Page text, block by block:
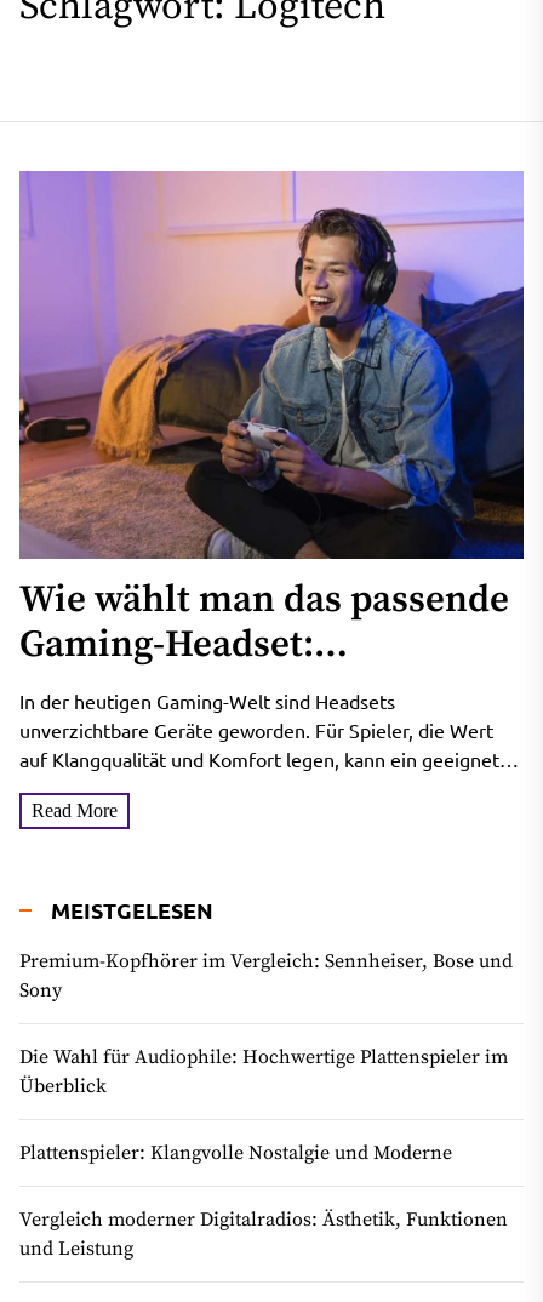
Wie wählt man das passende
Gaming-Headset:
Klangqualität und Komfort in
Einklang bringen
In der heutigen Gaming-Welt sind Headsets
unverzichtbare Geräte geworden. Für Spieler, die Wert
auf Klangqualität und Komfort legen, kann ein geeignetes
Gaming-Headset nicht nur das...
Read More
MEISTGELESEN
Premium-Kopfhörer im Vergleich: Sennheiser, Bose und
Sony
Die Wahl für Audiophile: Hochwertige Plattenspieler im
Überblick
Plattenspieler: Klangvolle Nostalgie und Moderne
Vergleich moderner Digitalradios: Ästhetik, Funktionen
und Leistung